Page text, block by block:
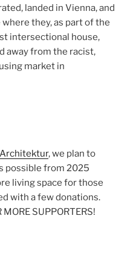
landed in Vienna, and
they, as part of the
intersectional house,
away from the racist,
market in
, we plan to
possible from 2025
living space for those
with a few donations.
MORE SUPPORTERS!